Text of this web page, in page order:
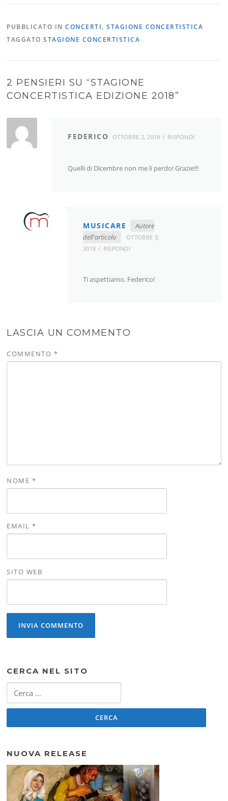
PUBBLICATO INCONCERTI,STAGIONE CONCERTISTICA
TAGGATOSTAGIONE CONCERTISTICA
2 PENSIERI SU “STAGIONE
CONCERTISTICA EDIZIONE 2018”
FEDERICO OTTOBRE 2, 2018 RISPONDI
Quelli di Dicembre non me li perdo! Grazie!!!
MUSICARE
Autore
dell'articolo
OTTOBRE 3,
2018
RISPONDI
Ti aspettiamo, Federico!
LASCIA UN COMMENTO
COMMENTO *
NOME *
EMAIL*
SITO WEB
CERCA NEL SITO
per:
NUOVA RELEASE